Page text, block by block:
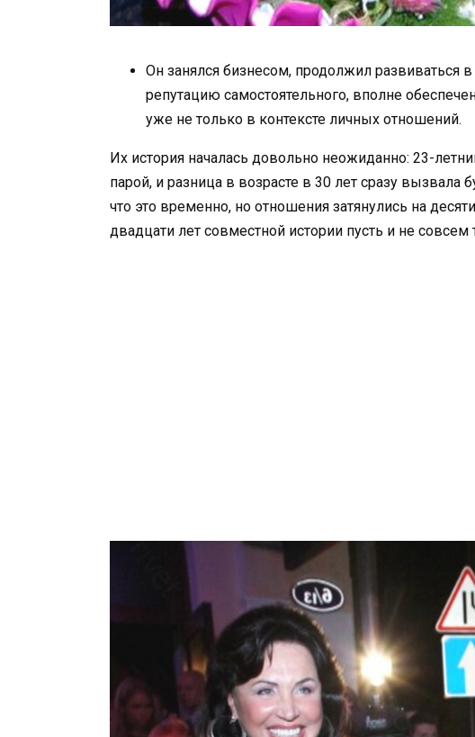
Он занялся бизнесом, продолжил развиваться
репутацию самостоятельного, вполне
уже не только в контексте личных отношений.
Их история началась довольно неожиданно: 23-
парой, и разница в возрасте в 30 лет сразу
что это временно, но отношения затянулись на
двадцати лет совместной истории пусть и не совсем